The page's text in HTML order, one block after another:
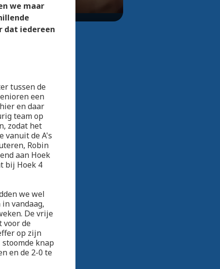
we maar
dat iedereen
tussen de
een
en daar
team op
zodat het
vanuit de A's
Robin
aan Hoek
bij Hoek 4
we wel
vandaag,
De vrije
voor de
op zijn
knap
en de 2-0 te